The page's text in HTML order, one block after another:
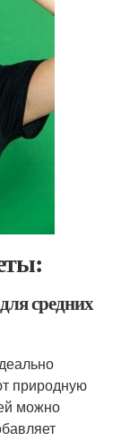
средних
природную
можно